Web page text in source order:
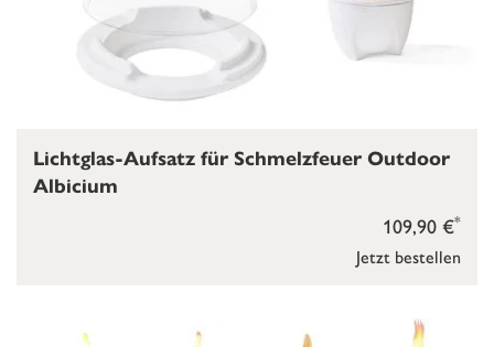
Jetzt bestellen
109,90 €*
Lichtglas-Aufsatz für Schmelzfeuer Outdoor
Albicium